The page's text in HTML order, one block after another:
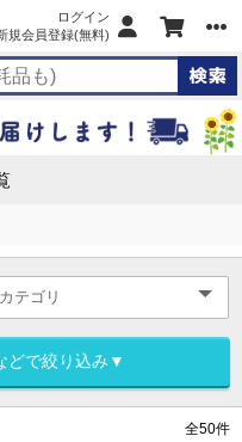
ログイン
規会員登録(無料)
どで絞り込み▼
全50件